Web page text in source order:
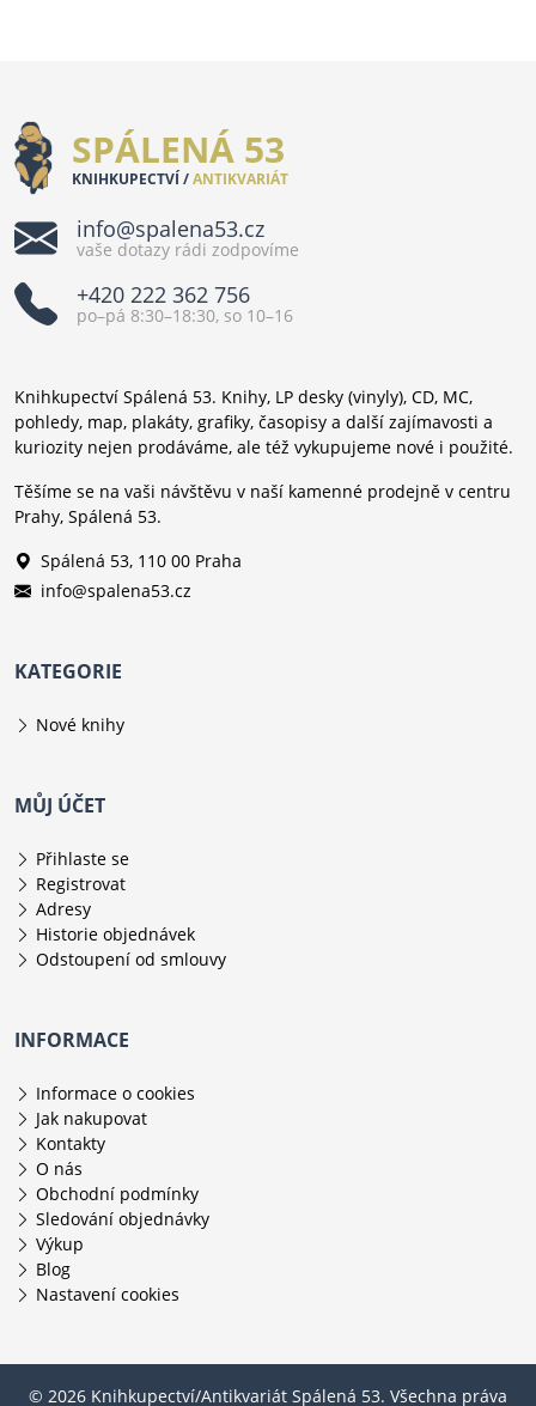
SPÁLENÁ 53
KNIHKUPECTVÍ /ANTIKVARIÁT
info@spalena53.cz
vaše dotazy rádi zodpovíme
+420 222 362 756
po–pá 8:30–18:30, so 10–16
Knihkupectví Spálená 53. Knihy, LP desky (vinyly), CD, MC,
pohledy, map, plakáty, grafiky, časopisy a další zajímavosti a
kuriozity nejen prodáváme, ale též vykupujeme nové i použité.
Těšíme se na vaši návštěvu v naší kamenné prodejně v centru
Prahy, Spálená 53.
Spálená 53, 110 00 Praha
info@spalena53.cz
KATEGORIE
Nové knihy
MŮJ ÚČET
Přihlaste se
Registrovat
Adresy
Historie objednávek
Odstoupení od smlouvy
INFORMACE
Informace o cookies
Jak nakupovat
Kontakty
O nás
Obchodní podmínky
Sledování objednávky
Výkup
Blog
Nastavení cookies
© 2026 Knihkupectví/Antikvariát Spálená 53. Všechna práva